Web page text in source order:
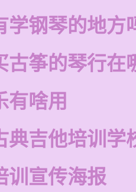
学钢琴的地方
古筝的琴行在
有啥用
典吉他培训学
训宣传海报